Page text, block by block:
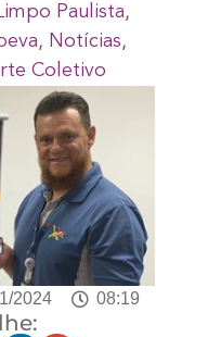
Paulista,
, Notícias,
Coletivo
2024 08:19